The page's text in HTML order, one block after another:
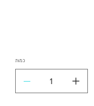
כמות